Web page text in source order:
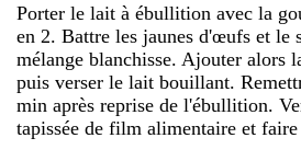
Porter le lait à ébullition avec la
en 2. Battre les jaunes d'œufs et le
mélange blanchisse. Ajouter alors
puis verser le lait bouillant.
min après reprise de l'ébullition.
tapissée de film alimentaire et